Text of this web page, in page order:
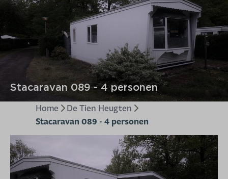
Stacaravan 089 - 4 personen
Home
De Tien Heugten
Stacaravan 089 - 4 personen